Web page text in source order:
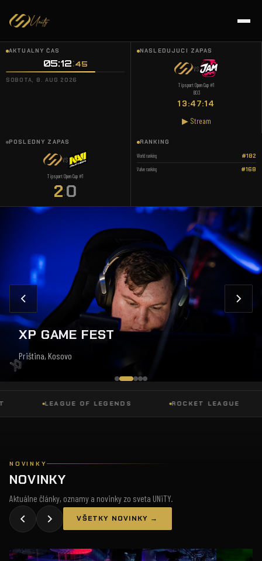
AKTUÁLNY ČAS
05:12 46
SOBOTA, 8. AUG 2026
NASLEDUJÚCI ZÁPAS
VS
Tipsport Open Cup #1
BO3
13:47:13
▶ Stream
POSLEDNÝ ZÁPAS
VS
Tipsport Open Cup #1
2:0
RANKING
World ranking #182
Valve ranking #168
XP GAME FEST
Priština, Kosovo
LEAGUE OF LEGENDS ROCKET LEAGUE
NOVINKY
NOVINKY
Aktuálne články, oznamy a novinky zo sveta UNiTY.
VŠETKY NOVINKY →